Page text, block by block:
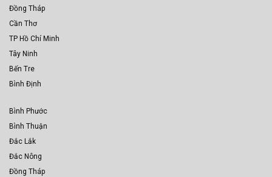
Đồng Tháp
Cần Thơ
TP Hồ Chí Minh
Tây Ninh
Bến Tre
Bình Định
Bình Phước
Bình Thuận
Đắc Lắk
Đắc Nông
Đồng Tháp